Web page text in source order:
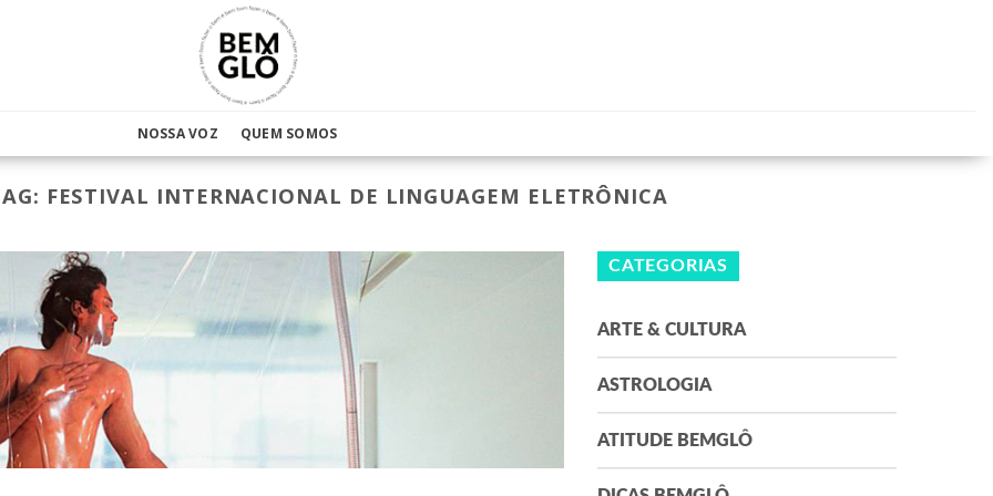
NOSSA VOZ QUEM SOMOS
FESTIVAL INTERNACIONAL DE LINGUAGEM ELETRÔNICA
CATEGORIAS
ARTE & CULTURA
ASTROLOGIA
ATITUDE BEMGLÔ